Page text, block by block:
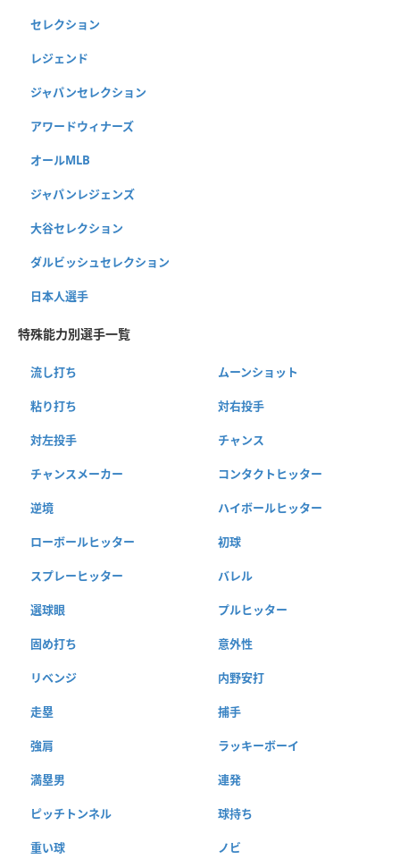
セレクション
レジェンド
ジャパンセレクション
アワードウィナーズ
オールMLB
ジャパンレジェンズ
大谷セレクション
ダルビッシュセレクション
日本人選手
特殊能力別選手一覧
流し打ち ムーンショット
粘り打ち 対右投手
対左投手 チャンス
チャンスメーカー コンタクトヒッター
逆境 ハイボールヒッター
ローボールヒッター 初球
スプレーヒッター バレル
選球眼 プルヒッター
固め打ち 意外性
リベンジ 内野安打
走塁 捕手
強肩 ラッキーボーイ
満塁男 連発
ピッチトンネル 球持ち
重い球 ノビ